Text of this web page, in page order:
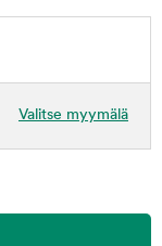
Valitse myymälä